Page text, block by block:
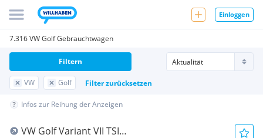
Einloggen
7.316 VW Golf Gebrauchtwagen
VW Golf Filter zurücksetzen
Filtern
Infos zur Reihung der Anzeigen
VW Golf Variant VII TSI